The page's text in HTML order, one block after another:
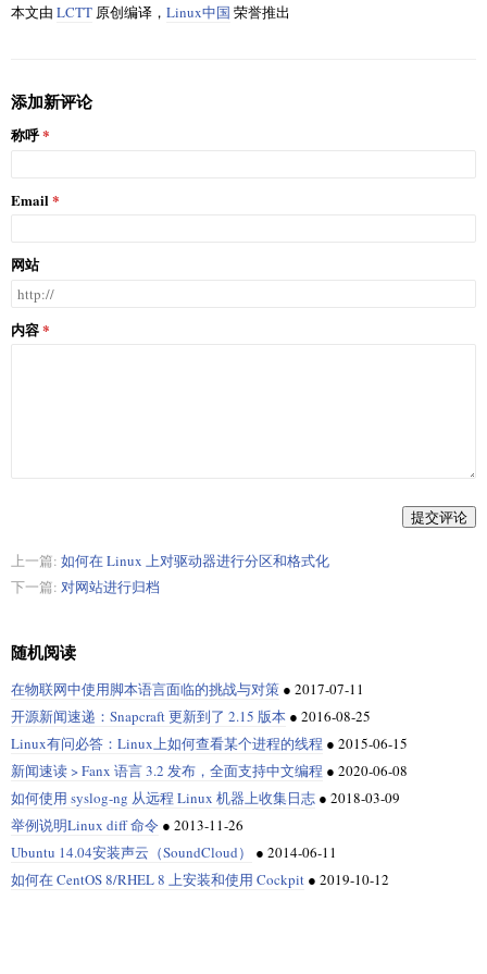
本文由 LCTT 原创编译， Linux中国 荣誉推出
添加新评论
称呼
Email
网站
内容
提交评论
上一篇: 如何在 Linux 上对驱动器进行分区和格式化
下一篇: 对网站进行归档
随机阅读
在物联网中使用脚本语言面临的挑战与对策 ● 2017-07-11
开源新闻速递：Snapcraft 更新到了 2.15 版本 ● 2016-08-25
Linux有问必答：Linux上如何查看某个进程的线程 ● 2015-06-15
新闻速读 > Fanx 语言 3.2 发布，全面支持中文编程 ● 2020-06-08
如何使用 syslog-ng 从远程 Linux 机器上收集日志 ● 2018-03-09
举例说明Linux diff 命令 ● 2013-11-26
Ubuntu 14.04安装声云（SoundCloud）
● 2014-06-11
如何在 CentOS 8/RHEL 8 上安装和使用 Cockpit ● 2019-10-12